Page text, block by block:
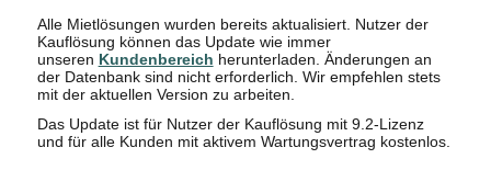
Alle Mietlösungen wurden bereits aktualisiert. Nutzer der
Kauflösung können das Update wie immer
unseren Kundenbereich herunterladen. Änderungen an
der Datenbank sind nicht erforderlich. Wir empfehlen stets
mit der aktuellen Version zu arbeiten.
Das Update ist für Nutzer der Kauflösung mit 9.2-Lizenz
und für alle Kunden mit aktivem Wartungsvertrag kostenlos.